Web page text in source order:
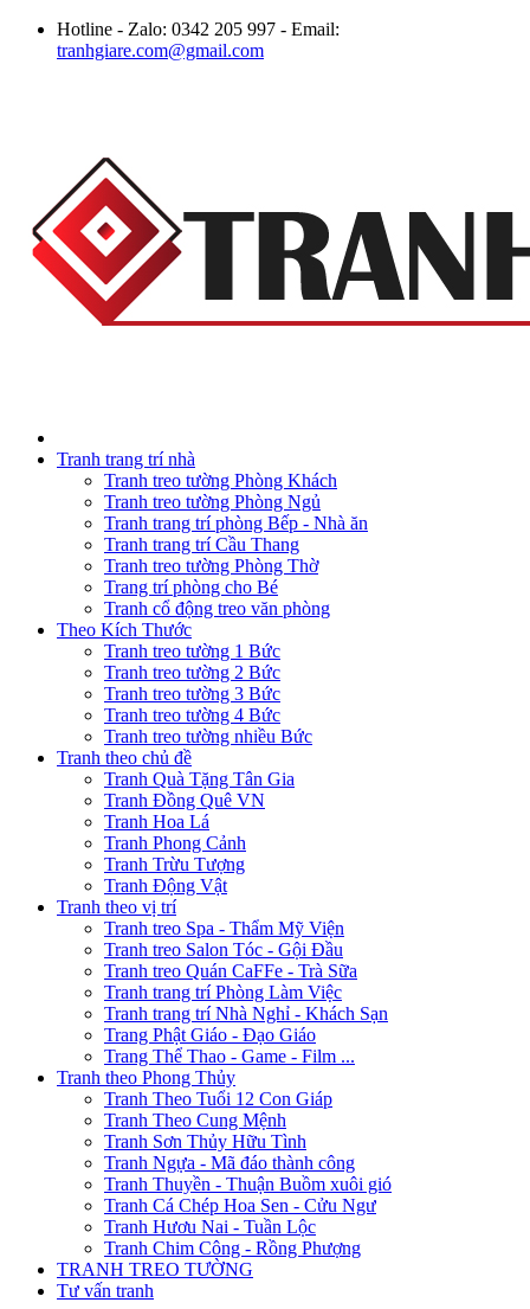
Hotline - Zalo: 0342 205 997 - Email:
tranhgiare.com@gmail.com
Tranh trang trí nhà
Tranh treo tường Phòng Khách
Tranh treo tường Phòng Ngủ
Tranh trang trí phòng Bếp - Nhà ăn
Tranh trang trí Cầu Thang
Tranh treo tường Phòng Thờ
Trang trí phòng cho Bé
Tranh cổ động treo văn phòng
Theo Kích Thước
Tranh treo tường 1 Bức
Tranh treo tường 2 Bức
Tranh treo tường 3 Bức
Tranh treo tường 4 Bức
Tranh treo tường nhiều Bức
Tranh theo chủ đề
Tranh Quà Tặng Tân Gia
Tranh Đồng Quê VN
Tranh Hoa Lá
Tranh Phong Cảnh
Tranh Trừu Tượng
Tranh Động Vật
Tranh theo vị trí
Tranh treo Spa - Thẩm Mỹ Viện
Tranh treo Salon Tóc - Gội Đầu
Tranh treo Quán CaFFe - Trà Sữa
Tranh trang trí Phòng Làm Việc
Tranh trang trí Nhà Nghỉ - Khách Sạn
Trang Phật Giáo - Đạo Giáo
Trang Thể Thao - Game - Film ...
Tranh theo Phong Thủy
Tranh Theo Tuổi 12 Con Giáp
Tranh Theo Cung Mệnh
Tranh Sơn Thủy Hữu Tình
Tranh Ngựa - Mã đáo thành công
Tranh Thuyền - Thuận Buồm xuôi gió
Tranh Cá Chép Hoa Sen - Cửu Ngư
Tranh Hươu Nai - Tuần Lộc
Tranh Chim Công - Rồng Phượng
TRANH TREO TƯỜNG
Tư vấn tranh